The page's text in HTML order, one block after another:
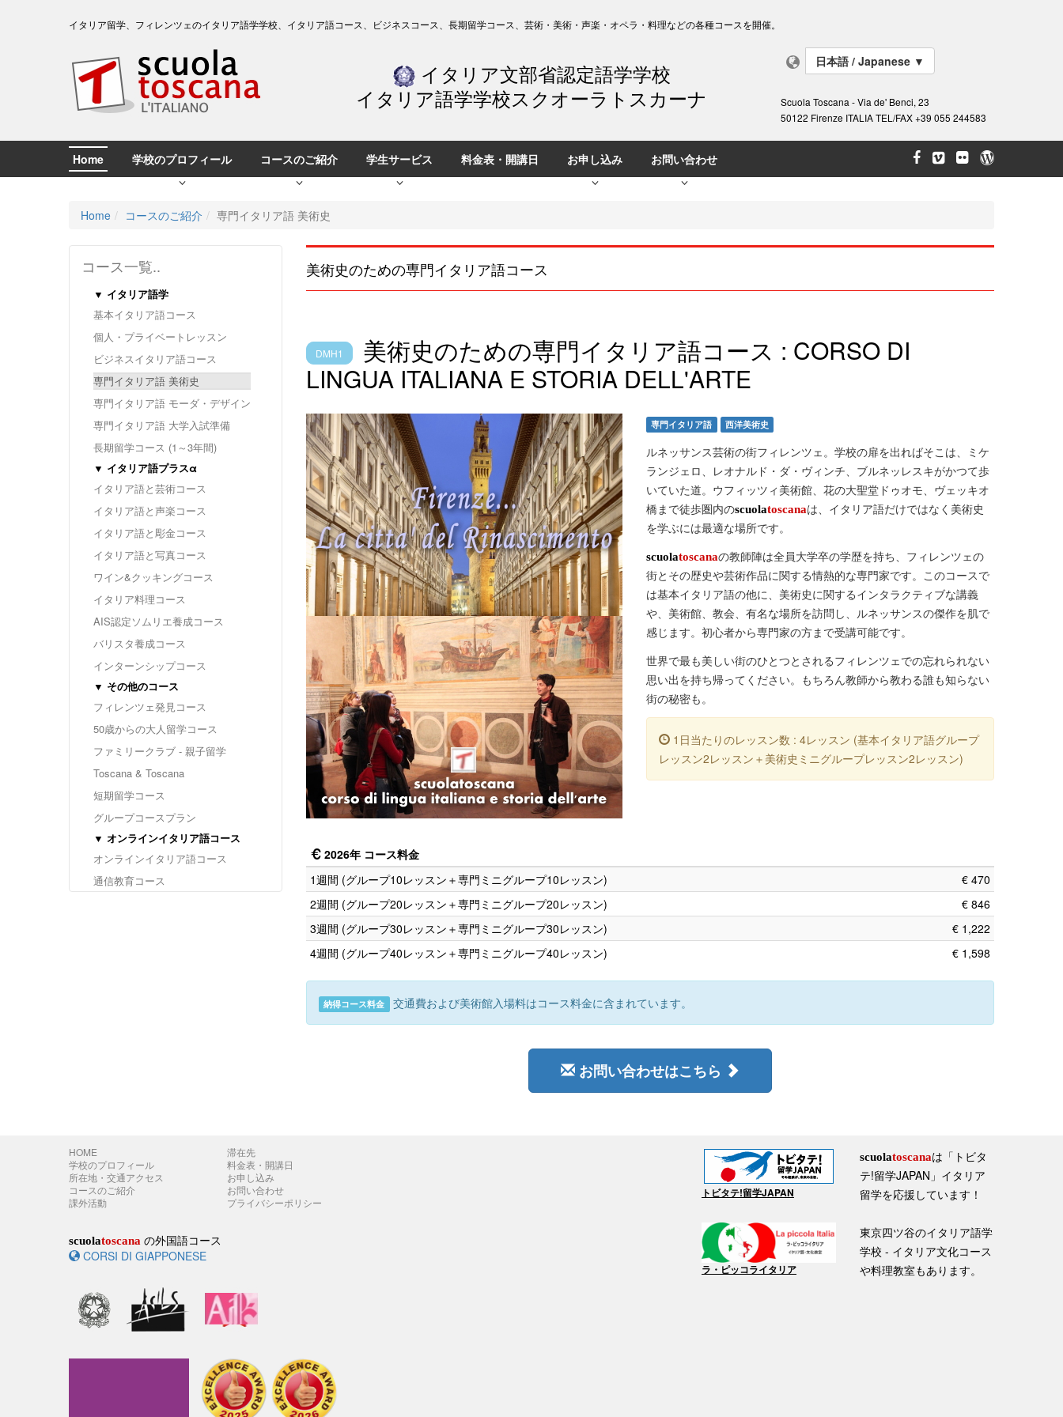
イタリア留学、フィレンツェのイタリア語学学校、イタリア語コース、ビジネスコース、長期留学コース、芸術・美術・声楽・オペラ・料理などの各種コースを開催。
イタリア文部省認定語学学校
イタリア語学学校スクオーラトスカーナ
日本語 / Japanese ▼
Scuola Toscana - Via de' Benci, 23
50122 Firenze ITALIA TEL/FAX +39 055 244583
Home 学校のプロフィール コースのご紹介 学生サービス 料金表・開講日 お申し込み お問い合わせ
Home コースのご紹介 専門イタリア語 美術史
コース一覧..
▼ イタリア語学
基本イタリア語コース
個人・プライベートレッスン
ビジネスイタリア語コース
専門イタリア語 美術史
専門イタリア語 モーダ・デザイン
専門イタリア語 大学入試準備
長期留学コース (1～3年間)
▼ イタリア語プラスα
イタリア語と芸術コース
イタリア語と声楽コース
イタリア語と彫金コース
イタリア語と写真コース
ワイン&クッキングコース
イタリア料理コース
AIS認定ソムリエ養成コース
バリスタ養成コース
インターンシップコース
▼ その他のコース
フィレンツェ発見コース
50歳からの大人留学コース
ファミリークラブ - 親子留学
Toscana & Toscana
短期留学コース
グループコースプラン
▼ オンラインイタリア語コース
オンラインイタリア語コース
通信教育コース
美術史のための専門イタリア語コース
DMH1
美術史のための専門イタリア語コース : CORSO DI
LINGUA ITALIANA E STORIA DELL'ARTE
専門イタリア語 西洋美術史
ルネッサンス芸術の街フィレンツェ。学校の扉を出ればそこは、ミケ
ランジェロ、レオナルド・ダ・ヴィンチ、ブルネッレスキがかつて歩
いていた道。ウフィッツィ美術館、花の大聖堂ドゥオモ、ヴェッキオ
橋まで徒歩圏内のscuolatoscanaは、イタリア語だけではなく美術史
を学ぶには最適な場所です。
scuolatoscanaの教師陣は全員大学卒の学歴を持ち、フィレンツェの
街とその歴史や芸術作品に関する情熱的な専門家です。このコースで
は基本イタリア語の他に、美術史に関するインタラクティブな講義
や、美術館、教会、有名な場所を訪問し、ルネッサンスの傑作を肌で
感じます。初心者から専門家の方まで受講可能です。
世界で最も美しい街のひとつとされるフィレンツェでの忘れられない
思い出を持ち帰ってください。もちろん教師から教わる誰も知らない
街の秘密も。
1日当たりのレッスン数 : 4レッスン (基本イタリア語グループ
レッスン2レッスン＋美術史ミニグループレッスン2レッスン)
2026年 コース料金
1週間 (グループ10レッスン＋専門ミニグループ10レッスン)
€ 470
2週間 (グループ20レッスン＋専門ミニグループ20レッスン)
€ 846
3週間 (グループ30レッスン＋専門ミニグループ30レッスン)
€ 1,222
4週間 (グループ40レッスン＋専門ミニグループ40レッスン)
€ 1,598
納得コース料金 交通費および美術館入場料はコース料金に含まれています。
お問い合わせはこちら
HOME
学校のプロフィール
所在地・交通アクセス
コースのご紹介
課外活動
滞在先
料金表・開講日
お申し込み
お問い合わせ
プライバシーポリシー
scuolatoscana の外国語コース
CORSI DI GIAPPONESE
トビタテ!留学JAPAN
scuolatoscanaは「トビタ
テ!留学JAPAN」イタリア
留学を応援しています！
ラ・ピッコライタリア
東京四ツ谷のイタリア語学
学校 - イタリア文化コース
や料理教室もあります。